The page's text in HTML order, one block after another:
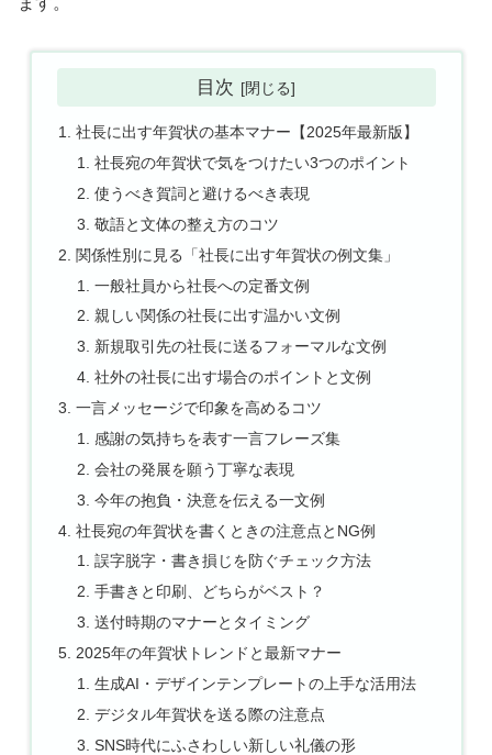
目次
社長に出す年賀状の基本マナー【2025年最新版】
社長宛の年賀状で気をつけたい3つのポイント
使うべき賀詞と避けるべき表現
敬語と文体の整え方のコツ
関係性別に見る「社長に出す年賀状の例文集」
一般社員から社長への定番文例
親しい関係の社長に出す温かい文例
新規取引先の社長に送るフォーマルな文例
社外の社長に出す場合のポイントと文例
一言メッセージで印象を高めるコツ
感謝の気持ちを表す一言フレーズ集
会社の発展を願う丁寧な表現
今年の抱負・決意を伝える一文例
社長宛の年賀状を書くときの注意点とNG例
誤字脱字・書き損じを防ぐチェック方法
手書きと印刷、どちらがベスト？
送付時期のマナーとタイミング
2025年の年賀状トレンドと最新マナー
生成AI・デザインテンプレートの上手な活用法
デジタル年賀状を送る際の注意点
SNS時代にふさわしい新しい礼儀の形